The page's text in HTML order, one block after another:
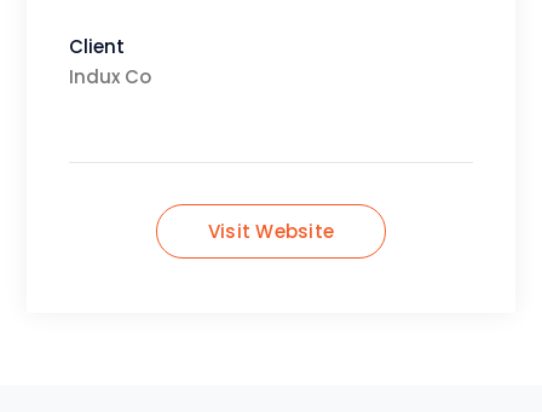
Client
Indux Co
Visit Website